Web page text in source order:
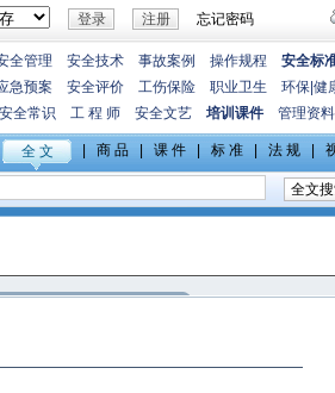
忘记密码
全管理 安全技术 事故案例 操作规程
安全标
急预案 安全评价 工伤保险 职业卫生 环保 健
安全常识 工 程 师 安全文艺 培训课件 管理资料